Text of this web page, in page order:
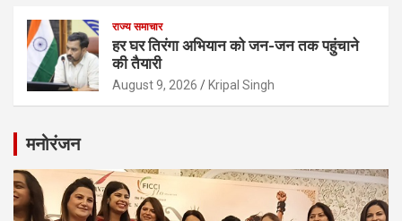
राज्य समाचार
हर घर तिरंगा अभियान को जन-जन तक पहुंचाने
की तैयारी
August 9, 2026 Kripal Singh
मनोरंजन